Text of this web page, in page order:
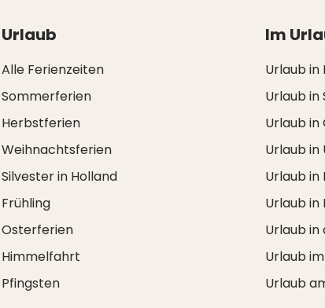
Urlaub
Alle Ferienzeiten
Sommerferien
Herbstferien
Weihnachtsferien
Silvester in Holland
Frühling
Osterferien
Himmelfahrt
Pfingsten
Im
Urlaub in
Urlaub in
Urlaub
Urlaub
Urlaub in
Urlaub
Urlaub in
Urlaub
Urlaub